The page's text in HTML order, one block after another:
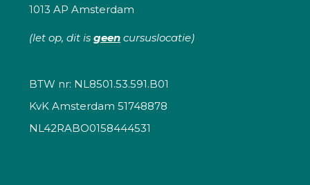
1013 AP Amsterdam
(let op, dit is geen cursuslocatie)
BTW nr: NL8501.53.591.B01
KvK Amsterdam 51748878
NL42RABO0158444531